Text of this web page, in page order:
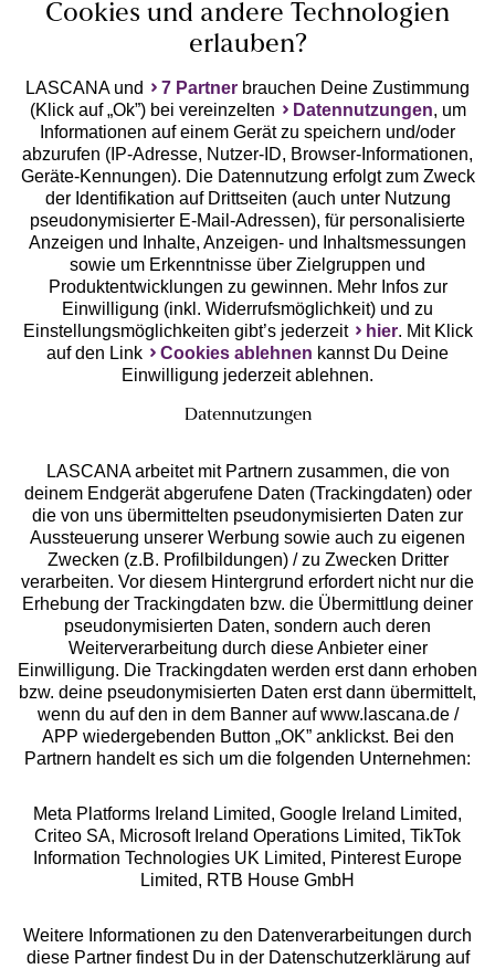
Geprüfte Sicherheit
Unsere Apps
Services
Beratung
Über uns
Rechtliches
Alle Preise inkl. MwSt., zzgl.
Versandkosten
** Bonität vorausgesetzt, berechtigt zur Bonitätsprüfung
Cookies und andere Technologien
erlauben?
LASCANA und 7 Partner brauchen Deine Zustimmung
(Klick auf „Ok”) bei vereinzelten
Datennutzungen, um
Informationen auf einem Gerät zu speichern und/oder
abzurufen (IP-Adresse, Nutzer-ID, Browser-Informationen,
Geräte-Kennungen). Die Datennutzung erfolgt zum Zweck
der Identifikation auf Drittseiten (auch unter Nutzung
pseudonymisierter E-Mail-Adressen), für personalisierte
Anzeigen und Inhalte, Anzeigen- und Inhaltsmessungen
sowie um Erkenntnisse über Zielgruppen und
Produktentwicklungen zu gewinnen. Mehr Infos zur
Einwilligung (inkl. Widerrufsmöglichkeit) und zu
Einstellungsmöglichkeiten gibt’s jederzeit
hier. Mit Klick
auf den Link
Cookies ablehnen kannst Du Deine
Einwilligung jederzeit ablehnen.
Datennutzungen
LASCANA arbeitet mit Partnern zusammen, die von
deinem Endgerät abgerufene Daten (Trackingdaten) oder
die von uns übermittelten pseudonymisierten Daten zur
Aussteuerung unserer Werbung sowie auch zu eigenen
Zwecken (z.B. Profilbildungen) / zu Zwecken Dritter
verarbeiten. Vor diesem Hintergrund erfordert nicht nur die
Erhebung der Trackingdaten bzw. die Übermittlung deiner
pseudonymisierten Daten, sondern auch deren
Weiterverarbeitung durch diese Anbieter einer
Einwilligung. Die Trackingdaten werden erst dann erhoben
bzw. deine pseudonymisierten Daten erst dann übermittelt,
wenn du auf den in dem Banner auf www.lascana.de /
APP wiedergebenden Button „OK” anklickst. Bei den
Partnern handelt es sich um die folgenden Unternehmen:
Meta Platforms Ireland Limited, Google Ireland Limited,
Criteo SA, Microsoft Ireland Operations Limited, TikTok
Information Technologies UK Limited, Pinterest Europe
Limited, RTB House GmbH
Weitere Informationen zu den Datenverarbeitungen durch
diese Partner findest Du in der Datenschutzerklärung auf